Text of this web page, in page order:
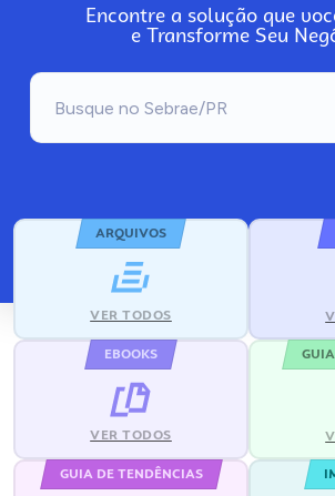
Encontre a solução que
e Transforme Seu
ARQUIVOS
VER TODOS
EBOOKS
VER TODOS
GUIA DE TENDÊNCIAS